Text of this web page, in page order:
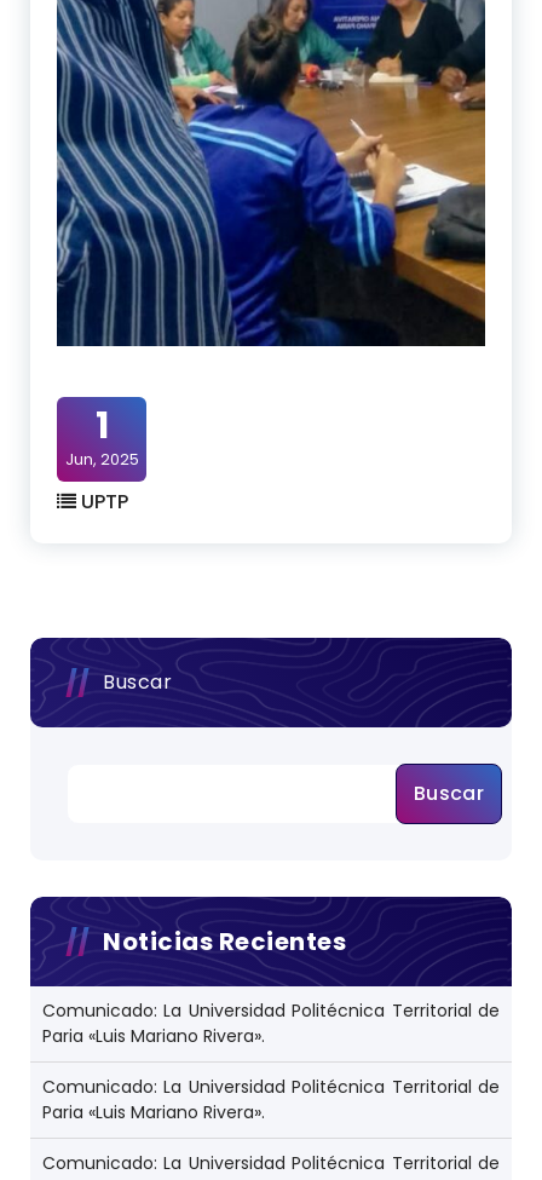
1
Jun, 2025
UPTP
Buscar
Buscar
Noticias Recientes
Comunicado: La Universidad Politécnica Territorial de
Paria «Luis Mariano Rivera».
Comunicado: La Universidad Politécnica Territorial de
Paria «Luis Mariano Rivera».
Comunicado: La Universidad Politécnica Territorial de